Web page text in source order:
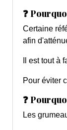
❓
Certaine
afin
Il est tout
Pour éviter
❓
Les